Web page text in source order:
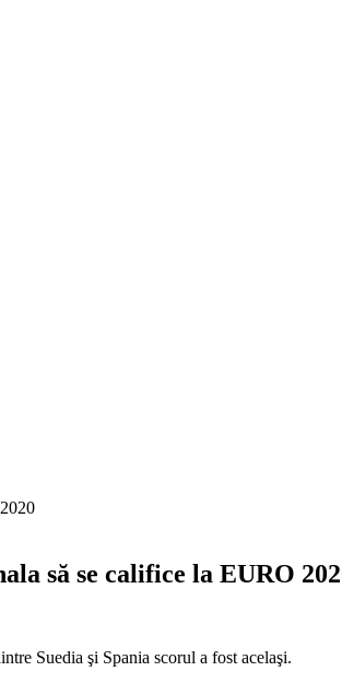
să se califice la EURO
Suedia şi Spania scorul a fost acelaşi.